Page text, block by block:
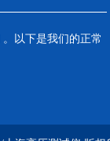
以下是我们的正常